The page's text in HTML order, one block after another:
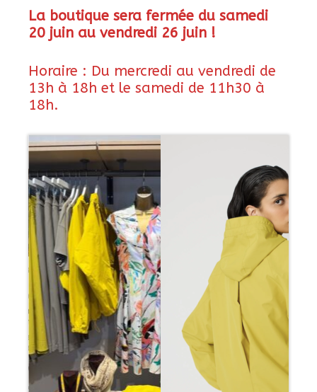
La boutique sera fermée du samedi
20 juin au vendredi 26 juin !
Horaire : Du mercredi au vendredi de
13h à 18h et le samedi de 11h30 à
18h.